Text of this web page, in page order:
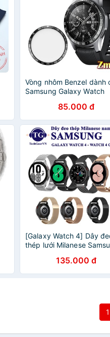
Vòng nhôm Benzel dành
Samsung Galaxy Watch
85.000 đ
[Galaxy Watch 4] Dây
thép lưới Milanese
135.000 đ
1